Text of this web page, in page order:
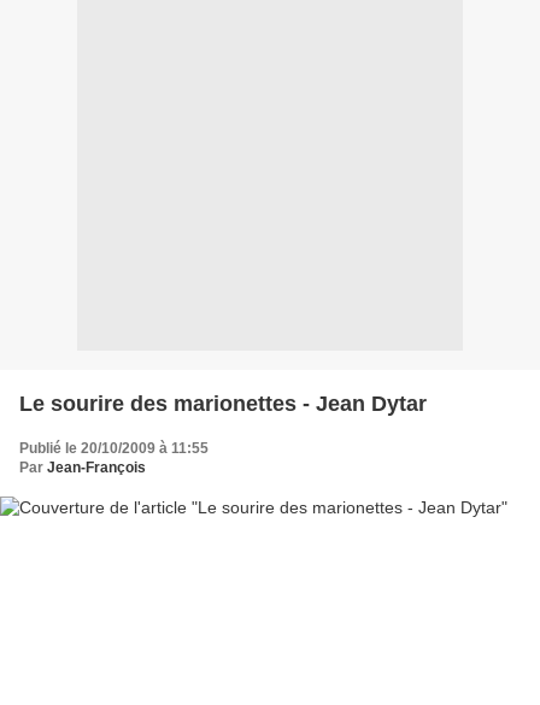
Le sourire des marionettes - Jean Dytar
Publié le 20/10/2009 à 11:55
Par Jean-François